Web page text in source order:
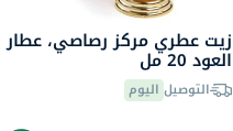
زيت عطري مركز رصاصي، عطار
العود 20 مل
التوصيل اليوم